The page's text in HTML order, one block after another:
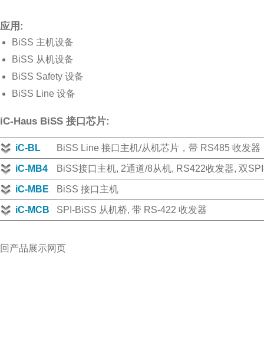
应用:
BiSS 主机设备
BiSS 从机设备
BiSS Safety 设备
BiSS Line 设备
iC-Haus BiSS 接口芯片:
iC-BL BiSS Line 接口主机/从机芯片，带 RS485 收发器
iC-MB4 BiSS接口主机, 2通道/8从机, RS422收发器, 双
iC-MBE BiSS 接口主机
iC-MCB SPI-BiSS 从机桥, 带 RS-422 收发器
回产品展示网页